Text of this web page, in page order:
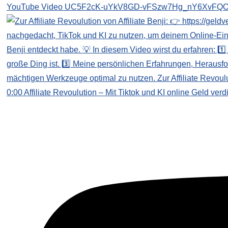
YouTube Video UC5F2cK-uYkV8GD-